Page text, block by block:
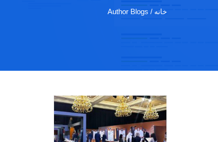
خانه / Author Blogs